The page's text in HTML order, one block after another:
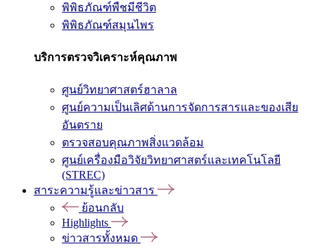
พิพิธภัณฑ์พืชมีชีวิต
พิพิธภัณฑ์สมุนไพร
บริการตรวจวิเคราะห์คุณภาพ
ศูนย์วิทยาศาสตร์ฮาลาล
ศูนย์ความเป็นเลิศด้านการจัดการสารและของเสีย
อันตราย
ตรวจสอบคุณภาพสิ่งแวดล้อม
ศูนย์เครื่องมือวิจัยวิทยาศาสตร์และเทคโนโลยี
(STREC)
สาระความรู้และข่าวสาร
ย้อนกลับ
Highlights
ข่าวสารทั้งหมด